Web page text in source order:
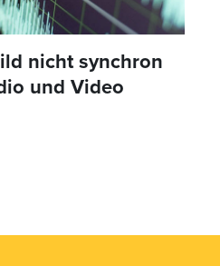
nicht synchron
und Video